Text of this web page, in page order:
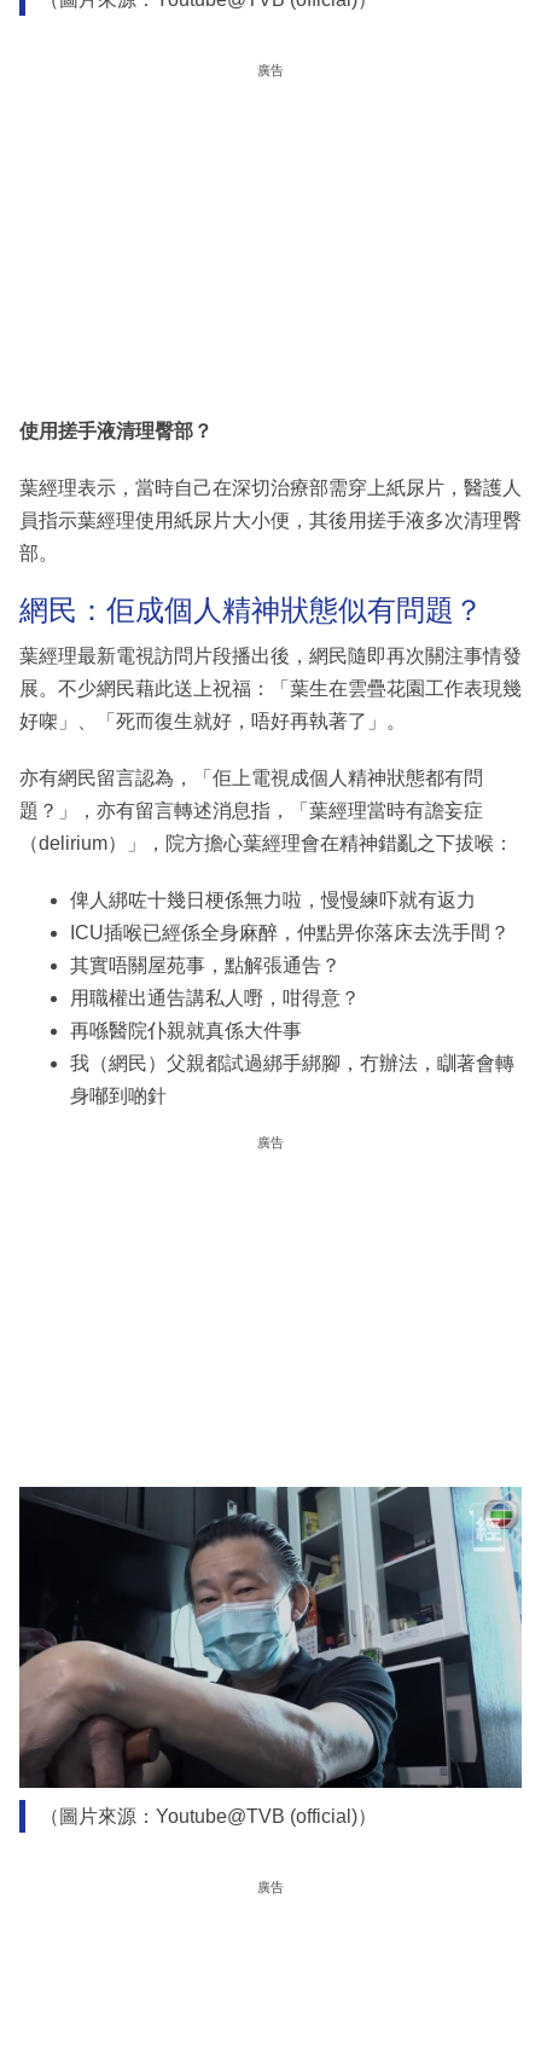
廣告
使用搓手液清理臀部？
葉經理表示，當時自己在深切治療部需穿上紙尿片，醫護人
員指示葉經理使用紙尿片大小便，其後用搓手液多次清理臀
部。
網民：佢成個人精神狀態似有問題？
葉經理最新電視訪問片段播出後，網民隨即再次關注事情發
展。不少網民藉此送上祝福：「葉生在雲疊花園工作表現幾
好㗎」、「死而復生就好，唔好再執著了」。
亦有網民留言認為，「佢上電視成個人精神狀態都有問
題？」，亦有留言轉述消息指，「葉經理當時有譫妄症
（delirium）」，院方擔心葉經理會在精神錯亂之下拔喉：
俾人綁咗十幾日梗係無力啦，慢慢練吓就有返力
ICU插喉已經係全身麻醉，仲點畀你落床去洗手間？
其實唔關屋苑事，點解張通告？
用職權出通告講私人嘢，咁得意？
再喺醫院仆親就真係大件事
我（網民）父親都試過綁手綁腳，冇辦法，瞓著會轉
身喐到啲針
廣告
（圖片來源：Youtube@TVB (official)）
廣告